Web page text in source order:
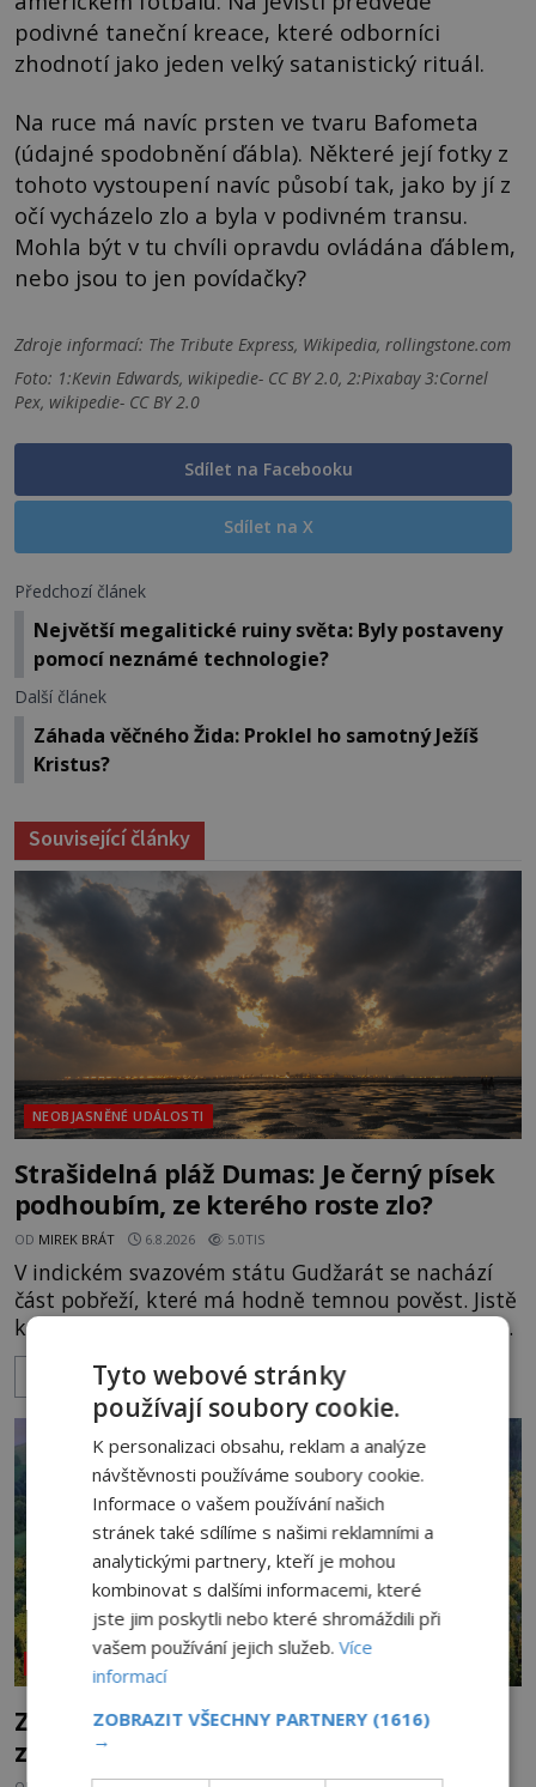
podivné taneční kreace, které odborníci
zhodnotí jako jeden velký satanistický rituál.
Na ruce má navíc prsten ve tvaru Bafometa
(údajné spodobnění ďábla). Některé její fotky z
tohoto vystoupení navíc působí tak, jako by jí z
očí vycházelo zlo a byla v podivném transu.
Mohla být v tu chvíli opravdu ovládána ďáblem,
nebo jsou to jen povídačky?
Zdroje informací: The Tribute Express, Wikipedia, rollingstone.com
Foto: 1:Kevin Edwards, wikipedie- CC BY 2.0, 2:Pixabay 3:Cornel
Pex, wikipedie- CC BY 2.0
Sdílet na Facebooku
Sdílet na X
Předchozí článek
Největší megalitické ruiny světa: Byly postaveny
pomocí neznámé technologie?
Další článek
Záhada věčného Žida: Proklel ho samotný Ježíš
Kristus?
Související články
NEOBJASNĚNÉ UDÁLOSTI
Strašidelná pláž Dumas: Je černý písek
podhoubím, ze kterého roste zlo?
OD MIREK BRÁT 6.8.2026 5.0TIS
V indickém svazovém státu Gudžarát se nachází
část pobřeží, které má hodně temnou pověst. Jistě
k tomu přispívá i černý písek této pláže. Proč má
pláž takové netypické zbarvení? Nakolik jsou
pravdivé historky, že zde došlo k nevysvětlitelným
zmizením turistů? Ti, kteří se nebojí, nás mohou
následovat. Vstupujeme na pláž Dumas ve městě
Surat. Gu
ZOBRAZIT VÍCE
NEOBJASNĚNÉ UDÁLOSTI
Zřícenina Trosky: Co je pravdy na
zvěstech o tajné chodbě?
Tyto webové stránky
používají soubory cookie.
K personalizaci obsahu, reklam a analýze
návštěvnosti používáme soubory cookie.
Informace o vašem používání našich
stránek také sdílíme s našimi reklamními a
analytickými partnery, kteří je mohou
kombinovat s dalšími informacemi, které
jste jim poskytli nebo které shromáždili při
vašem používání jejich služeb.Více
informací
ZOBRAZIT VŠECHNY PARTNERY (1616)
→